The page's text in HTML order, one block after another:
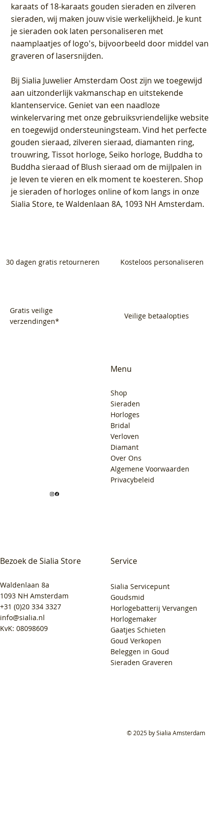
karaats of 18-karaats gouden sieraden en zilveren
sieraden, wij maken jouw visie werkelijkheid. Je kunt
je sieraden ook laten personaliseren met
naamplaatjes of logo's, bijvoorbeeld door middel van
graveren of lasersnijden.
BijSialia Juwelier Amsterdam Oostzijn we toegewijd
aan uitzonderlijk vakmanschap en uitstekende
klantenservice. Geniet van een naadloze
winkelervaring met onze gebruiksvriendelijke website
en toegewijd ondersteuningsteam. Vind het perfecte
gouden sieraad, zilveren sieraad, diamanten ring,
trouwring, Tissot horloge, Seiko horloge, Buddha to
Buddha sieraad of Blush sieraad om de mijlpalen in
je leven te vieren en elk moment te koesteren. Shop
je sieraden of horloges online of kom langs in onze
Sialia Store, te Waldenlaan 8A, 1093 NH Amsterdam.
30 dagen gratis retourneren Kosteloos personaliseren
Gratis veilige
verzendingen*
Veilige betaalopties
Bezoek de Sialia Store
Waldenlaan 8a
1093 NH Amsterdam
+31 (0)20 334 3327
info@sialia.nl
KvK: 08098609
Menu
Shop
Sieraden
Horloges
Bridal
Verloven
Diamant
Over Ons
Algemene Voorwaarden
Privacybeleid
Service
Sialia Servicepunt
Goudsmid
Horlogebatterij Vervangen
Horlogemaker
Gaatjes Schieten
Goud Verkopen
Beleggen in Goud
Sieraden Graveren
© 2025 by Sialia Amsterdam